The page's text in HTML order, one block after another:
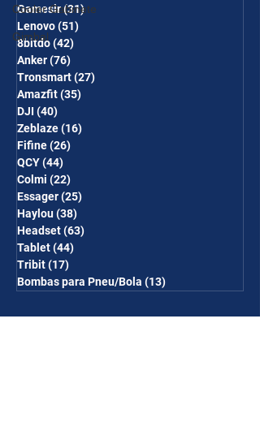
Cooler Gabinete
Gimbal
Gamesir(31)31 posts
Lenovo(51)
8bitdo(42)
Anker(76)
Tronsmart(27)
Amazfit(35)
DJI (40)
Zeblaze(16)
Fifine(26)
QCY(44)
Colmi (22)
Essager(25)
Haylou(38)
Headset(63)
Tablet(44)
Tribit(17)
Bombas para Pneu/Bola (13)